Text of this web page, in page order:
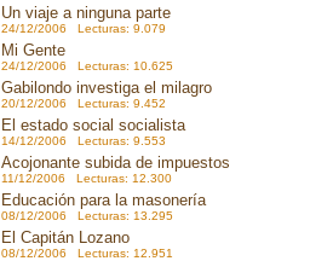
Un viaje a ninguna parte
24/12/2006 Lecturas: 9.079
Mi Gente
24/12/2006 Lecturas: 10.625
Gabilondo investiga el milagro
20/12/2006 Lecturas: 9.452
El estado social socialista
14/12/2006 Lecturas: 9.553
Acojonante subida de impuestos
11/12/2006 Lecturas: 12.300
Educación para la masonería
08/12/2006 Lecturas: 13.295
El Capitán Lozano
08/12/2006 Lecturas: 12.951